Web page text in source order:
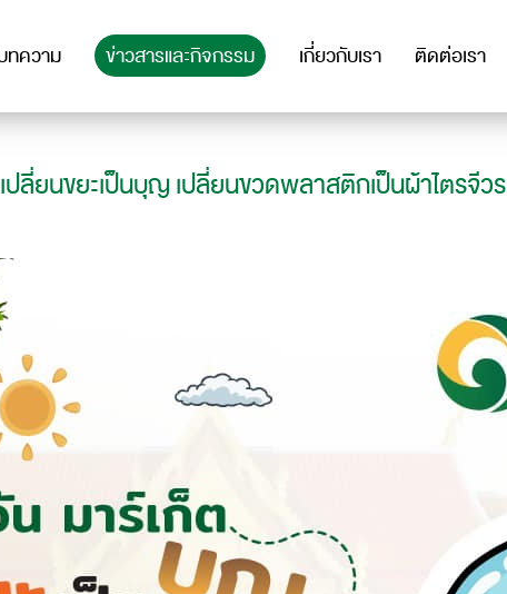
ทความ ข่าวสารและกิจกรรม เกี่ยวกับเรา ติดต่อเรา
ปลี่ยนขยะเป็นบุญ เปลี่ยนขวดพลาสติกเป็นผ้าไตรจีวร